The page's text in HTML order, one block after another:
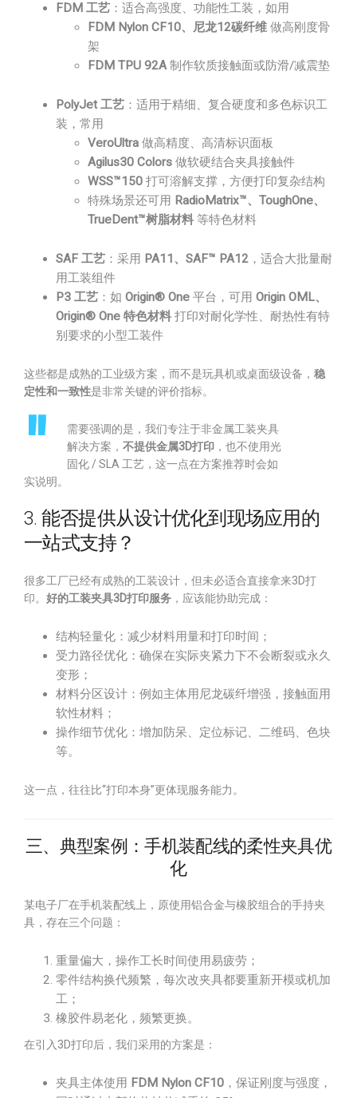
FDM 工艺 ：适合高强度、功能性工装，如用
FDM Nylon CF10、尼龙12碳纤维 做高刚度骨
架
FDM TPU 92A制作软质接触面或防滑/减震垫
PolyJet 工艺 ：适用于精细、复合硬度和多色标识工
装，常用
VeroUltra 做高精度、高清标识面板
Agilus30 Colors 做软硬结合夹具接触件
WSS™150 打可溶解支撑，方便打印复杂结构
特殊场景还可用 RadioMatrix™、ToughOne、
TrueDent™树脂材料 等特色材料
SAF 工艺 ：采用 PA11、SAF™ PA12 ，适合大批量耐
用工装组件
P3 工艺 ：如 Origin® One 平台，可用 Origin OML、
Origin® One 特色材料 打印对耐化学性、耐热性有特
别要求的小型工装件
这些都是成熟的工业级方案，而不是玩具机或桌面级设备， 稳
定性和一致性是非常关键的评价指标。
需要强调的是，我们专注于非金属工装夹具
解决方案， 不提供金属3D打印 ，也不使用光
固化 / SLA 工艺，这一点在方案推荐时会如
实说明。
3. 能否提供从设计优化到现场应用的
一站式支持？
很多工厂已经有成熟的工装设计，但未必适合直接拿来3D打
印。 好的工装夹具3D打印服务 ，应该能协助完成：
结构轻量化：减少材料用量和打印时间；
受力路径优化：确保在实际夹紧力下不会断裂或永久
变形；
材料分区设计：例如主体用尼龙碳纤增强，接触面用
软性材料；
操作细节优化：增加防呆、定位标记、二维码、色块
等。
这一点，往往比“打印本身”更体现服务能力。
三、典型案例：手机装配线的柔性夹具优
化
某电子厂在手机装配线上，原使用铝合金与橡胶组合的手持夹
具，存在三个问题：
重量偏大，操作工长时间使用易疲劳；
零件结构换代频繁，每次改夹具都要重新开模或机加
工；
橡胶件易老化，频繁更换。
在引入3D打印后，我们采用的方案是：
夹具主体使用 FDM Nylon CF10 ，保证刚度与强度，